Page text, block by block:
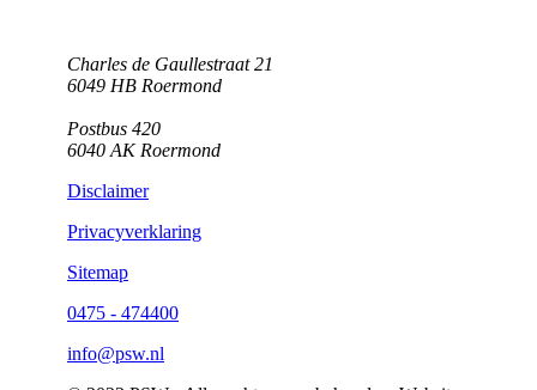
Charles de Gaullestraat 21
6049 HB Roermond
Postbus 420
6040 AK Roermond
Disclaimer
Privacyverklaring
Sitemap
0475 - 474400
info@psw.nl